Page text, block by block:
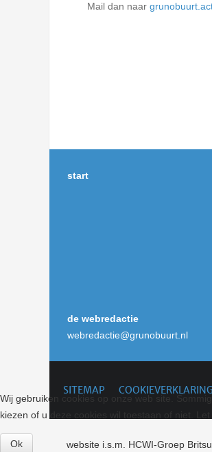
Mail dan naar
start
de webredactie
webredactie@grunobuurt.nl
SITEMAP
website i.s.m. HCWI-Groep
Wij gebruiken cookies op onze web site.
kiezen of u deze cookies wil toestaan of niet.
Ok